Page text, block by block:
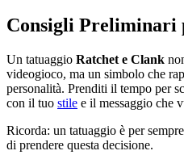
Consigli Preliminari
Un tatuaggio Ratchet e Clank
videogioco, ma un simbolo che
personalità. Prenditi il tempo per
con il tuo stile e il messaggio che
Ricorda: un tatuaggio è per
di prendere questa decisione.